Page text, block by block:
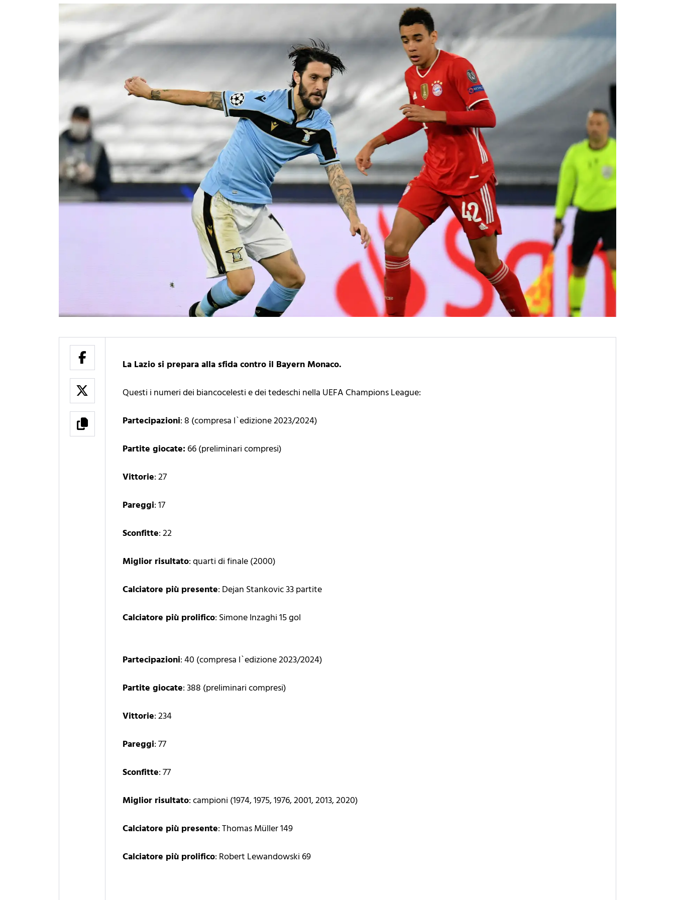
La Lazio si prepara alla sfida contro il Bayern Monaco.
Questi i numeri dei biancocelesti e dei tedeschi nella UEFA Champions League:
Partecipazioni: 8 (compresa l`edizione 2023/2024)
Partite giocate:66 (preliminari compresi)
Vittorie: 27
Pareggi: 17
Sconfitte: 22
Miglior risultato: quarti di finale (2000)
Calciatore più presente: Dejan Stankovic 33 partite
Calciatore più prolifico: Simone Inzaghi 15 gol
Partecipazioni: 40 (compresa l`edizione 2023/2024)
Partite giocate: 388 (preliminari compresi)
Vittorie: 234
Pareggi: 77
Sconfitte: 77
Miglior risultato: campioni (1974, 1975, 1976, 2001, 2013, 2020)
Calciatore più presente: Thomas Müller 149
Calciatore più prolifico: Robert Lewandowski 69